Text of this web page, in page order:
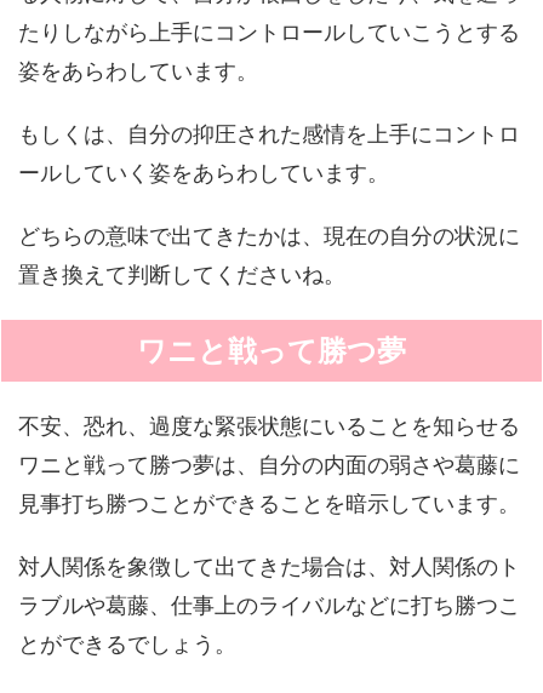
たりしながら上手にコントロールしていこうとする
姿をあらわしています。
もしくは、自分の抑圧された感情を上手にコントロ
ールしていく姿をあらわしています。
どちらの意味で出てきたかは、現在の自分の状況に
置き換えて判断してくださいね。
ワニと戦って勝つ夢
不安、恐れ、過度な緊張状態にいることを知らせる
ワニと戦って勝つ夢は、自分の内面の弱さや葛藤に
見事打ち勝つことができることを暗示しています。
対人関係を象徴して出てきた場合は、対人関係のト
ラブルや葛藤、仕事上のライバルなどに打ち勝つこ
とができるでしょう。